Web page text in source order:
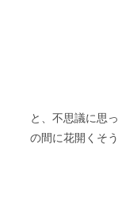
と、不思議に思
の間に花開くそう